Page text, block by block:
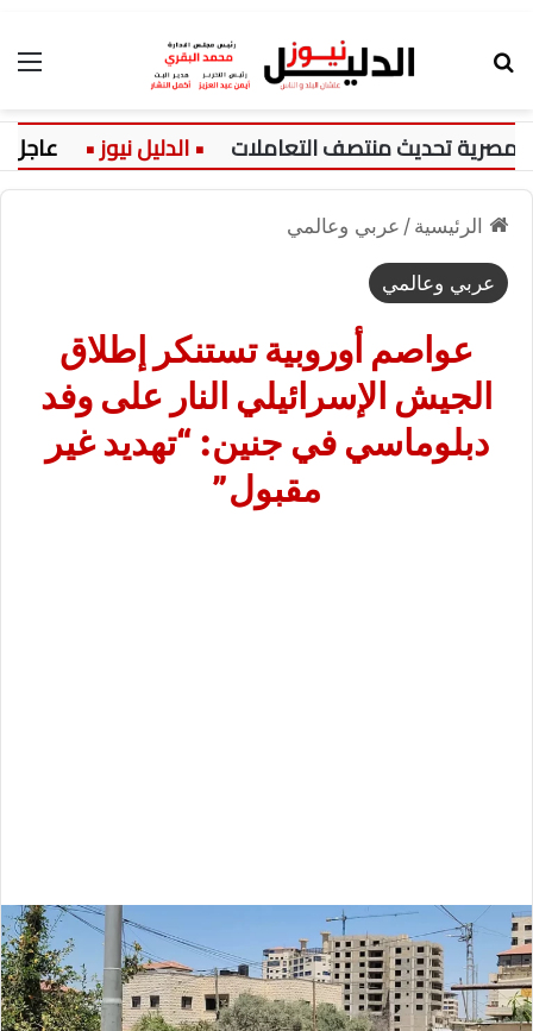
عاجل:
الرئيسية / عربي وعالمي
عربي وعالمي
عواصم أوروبية تستنكر إطلاق
الجيش الإسرائيلي النار على وفد
دبلوماسي في جنين: “تهديد غير
مقبول”